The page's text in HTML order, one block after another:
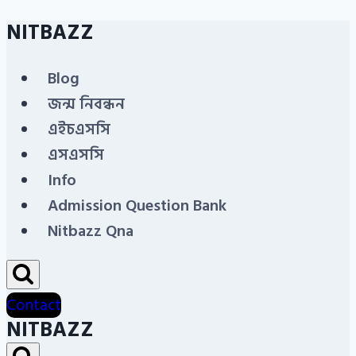
Skip
content
NITBAZZ
Blog
জন্ম নিবন্ধন
এইচএসসি
এসএসসি
Info
Admission Question Bank
Nitbazz Qna
Contact
NITBAZZ